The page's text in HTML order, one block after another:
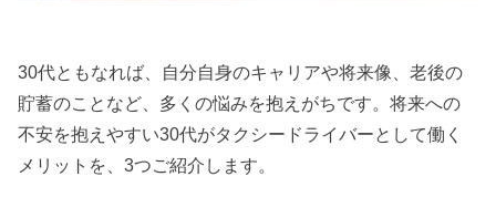
30代ともなれば、自分自身のキャリアや将来像、老後の
貯蓄のことなど、多くの悩みを抱えがちです。将来への
不安を抱えやすい30代がタクシードライバーとして働く
メリットを、3つご紹介します。